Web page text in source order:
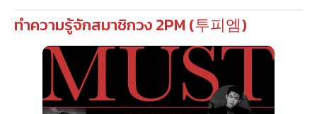
ทำความรู้จักสมาชิกวง 2PM (투피엠)